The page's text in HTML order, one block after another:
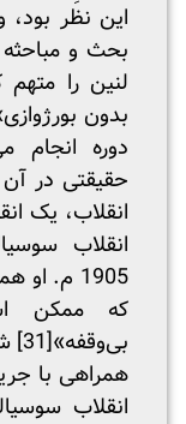
این نظر بود،
بحث و
لنین را متهم
بدون
دوره انجام
حقیقتی در
انقلاب، یک
انقلاب
1905 م.
که ممکن
بی‌وقفه»[31]
همراهی با
انقلاب